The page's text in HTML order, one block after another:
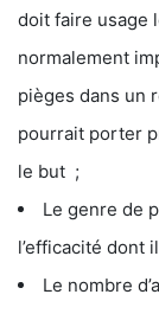
doit faire usage
normalement
pièges dans un
pourrait porter
le but ;
Le genre de
l’efficacité dont
Le nombre